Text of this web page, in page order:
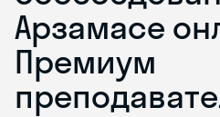
Арзамасе
Премиум